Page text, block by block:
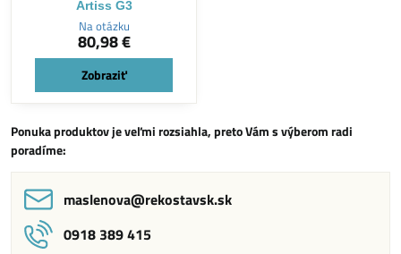
Artiss G3
Na otázku
80,98 €
Zobraziť
Ponuka produktov je veľmi rozsiahla, preto Vám s výberom radi
poradíme:
maslenova​@rekostavsk​.sk
0918 389 415